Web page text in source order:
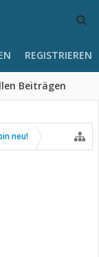
Beiträgen
REGISTRIEREN
neu!